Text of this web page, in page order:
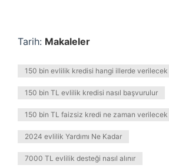
Tarih: Makaleler
150 bin evlilik kredisi hangi illerde verilecek
150 bin TL evlilik kredisi nasıl başvurulur
150 bin TL faizsiz kredi ne zaman verilecek
2024 evlilik Yardımı Ne Kadar
7000 TL evlilik desteği nasıl alınır